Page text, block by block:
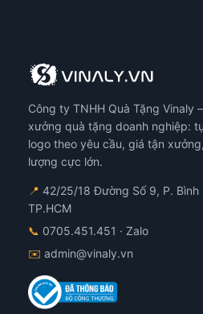
Công ty TNHH Quà Tặng Vinaly
xưởng quà tặng doanh nghiệp:
logo theo yêu cầu, giá tận
lượng cực lớn.
📍 42/25/18 Đường Số 9, P. Bình
TP.HCM
📞 0705.451.451 · Zalo
✉️ admin@vinaly.vn